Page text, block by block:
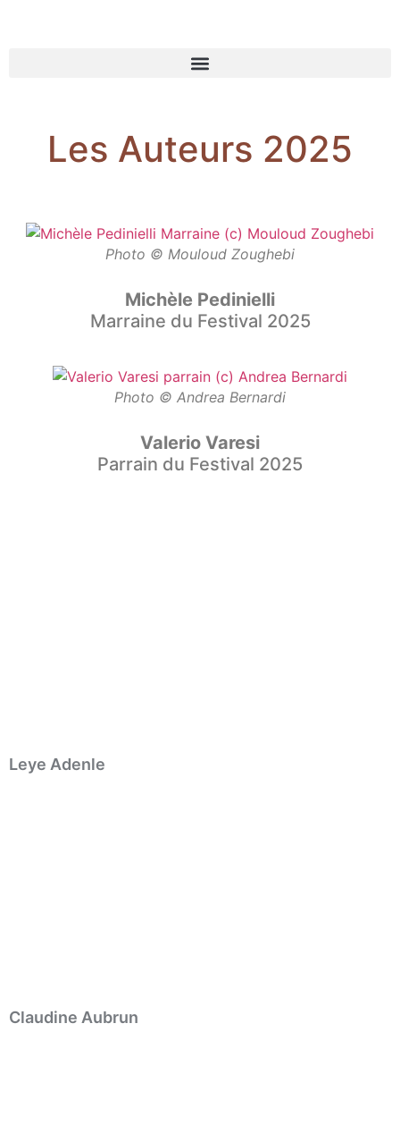
Les Auteurs 2025
Photo © Mouloud Zoughebi
Michèle Pedinielli
Marraine du Festival 2025
Photo © Andrea Bernardi
Valerio Varesi
Parrain du Festival 2025
Leye Adenle
Claudine Aubrun